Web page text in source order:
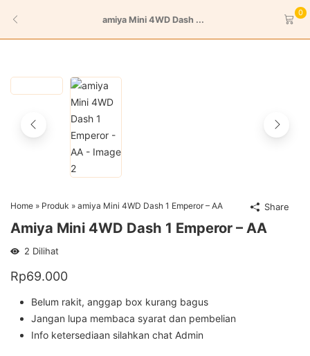
amiya Mini 4WD Dash ...
0
Home » Produk » amiya Mini 4WD Dash 1 Emperor – AA
Amiya Mini 4WD Dash 1 Emperor – AA
2 Dilihat
Rp69.000
Belum rakit, anggap box kurang bagus
Jangan lupa membaca syarat dan pembelian
Info ketersediaan silahkan chat Admin
Share